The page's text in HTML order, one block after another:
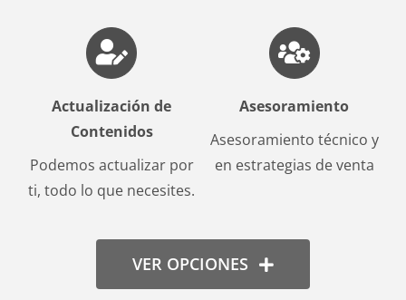
Actualización de
Contenidos
Podemos actualizar por
ti, todo lo que necesites.
Asesoramiento
Asesoramiento técnico y
en estrategias de venta
VER OPCIONES